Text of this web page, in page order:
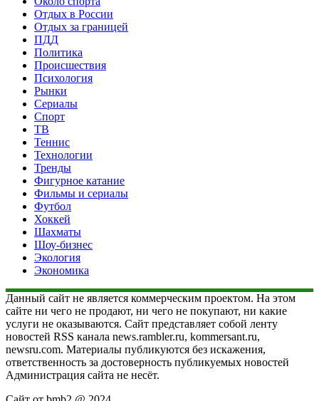
Отдых в России
Отдых за границей
ПДД
Политика
Происшествия
Психология
Рынки
Сериалы
Спорт
ТВ
Теннис
Технологии
Тренды
Фигурное катание
Фильмы и сериалы
Футбол
Хоккей
Шахматы
Шоу-бизнес
Экология
Экономика
Данный сайт не является коммерческим проектом. На этом
сайте ни чего не продают, ни чего не покупают, ни какие
услуги не оказываются. Сайт представляет собой ленту
новостей RSS канала news.rambler.ru, kommersant.ru,
newsru.com. Материалы публикуются без искажения,
ответственность за достоверность публикуемых новостей
Администрация сайта не несёт.